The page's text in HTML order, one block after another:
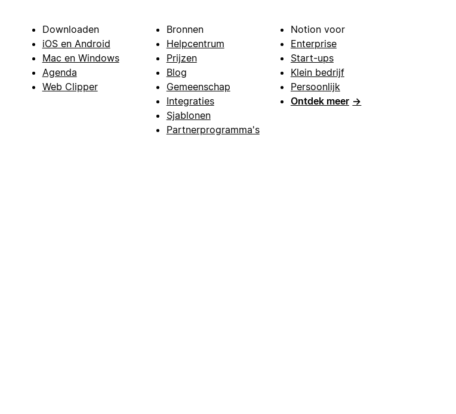
Downloaden
iOS en Android
Mac en Windows
Agenda
Web Clipper
Bronnen
Helpcentrum
Prijzen
Blog
Gemeenschap
Integraties
Sjablonen
Partnerprogramma's
Notion voor
Enterprise
Start-ups
Klein bedrijf
Persoonlijk
Ontdek meer →